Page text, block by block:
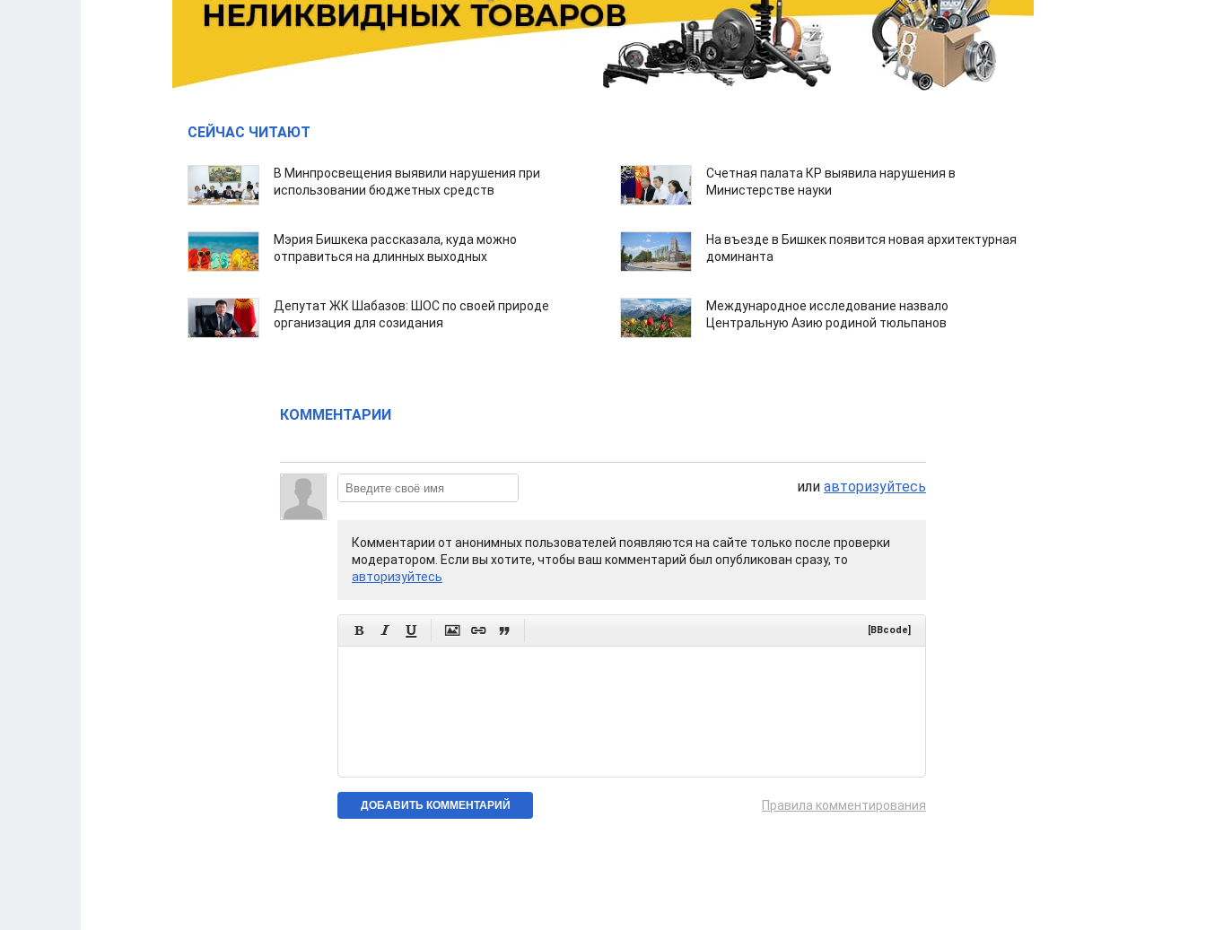
СЕЙЧАС ЧИТАЮТ
В Минпросвещения выявили нарушения при
использовании бюджетных средств
Счетная палата КР выявила нарушения в
Министерстве науки
Мэрия Бишкека рассказала, куда можно
отправиться на длинных выходных
На въезде в Бишкек появится новая архитектурная
доминанта
Депутат ЖК Шабазов: ШОС по своей природе
организация для созидания
Международное исследование назвало
Центральную Азию родиной тюльпанов
КОММЕНТАРИИ
или авторизуйтесь
Комментарии от анонимных пользователей появляются на сайте только после проверки
модератором. Если вы хотите, чтобы ваш комментарий был опубликован сразу, то
авторизуйтесь
      [BBcode]
Правила комментирования